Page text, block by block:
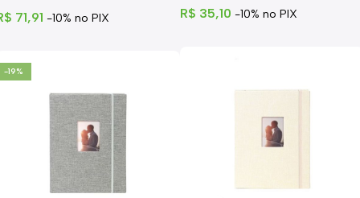
R$ 35,10 -10% no PIX
71,91 -10% no PIX
-19%